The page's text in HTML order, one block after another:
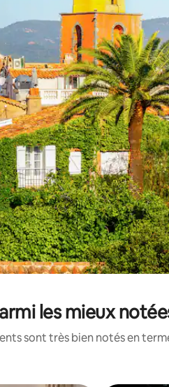
vers le bas pour les parcourir ou
les mieux
sont très bien notés en